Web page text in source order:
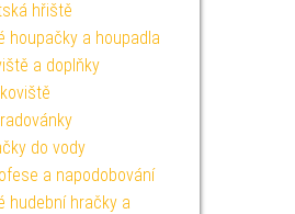
hřiště
houpačky a houpadla
a doplňky
do vody
a napodobování
hudební hračky a